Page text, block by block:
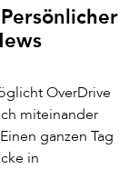
OverDrive
miteinander
ganzen Tag
in